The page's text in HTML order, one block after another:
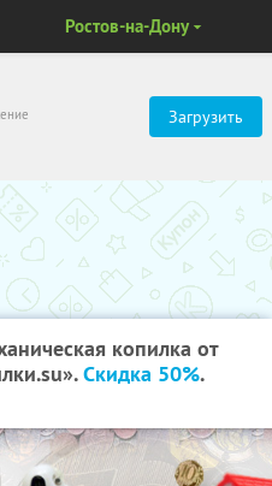
Загрузить
Ростов-на-Дону
копилка от
Скидка 50%.